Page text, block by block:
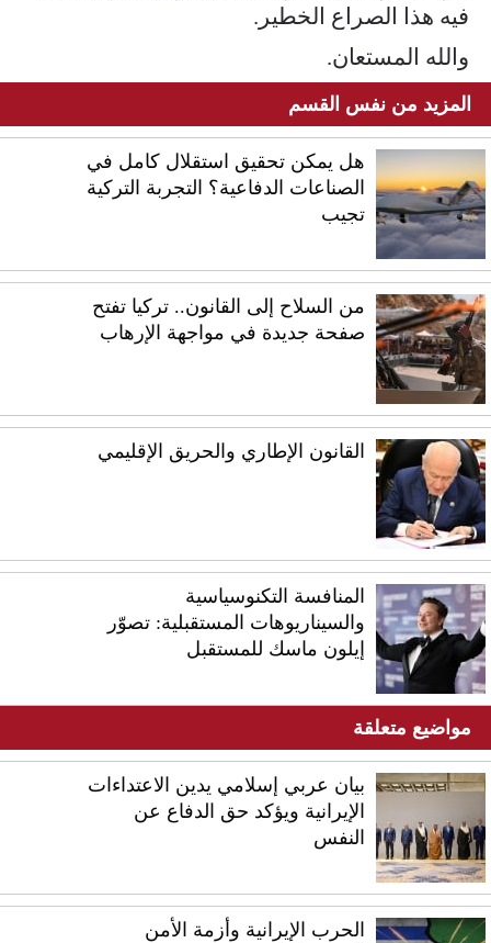
فيه هذا الصراع الخطير.
والله المستعان.
المزيد من نفس القسم
هل يمكن تحقيق استقلال كامل في
الصناعات الدفاعية؟ التجربة التركية
تجيب
من السلاح إلى القانون.. تركيا تفتح
صفحة جديدة في مواجهة الإرهاب
القانون الإطاري والحريق الإقليمي
المنافسة التكنوسياسية
والسيناريوهات المستقبلية: تصوّر
إيلون ماسك للمستقبل
مواضيع متعلقة
بيان عربي إسلامي يدين الاعتداءات
الإيرانية ويؤكد حق الدفاع عن
النفس
الحرب الإيرانية وأزمة الأمن